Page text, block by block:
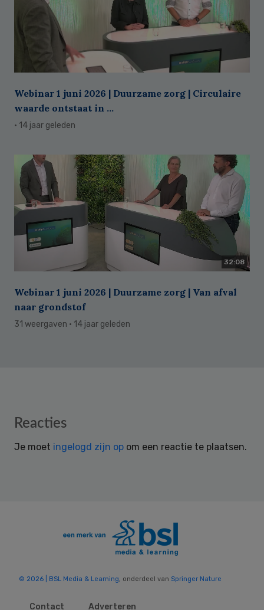
Webinar 1 juni 2026 | Duurzame zorg | Circulaire
waarde ontstaat in ...
· 14 jaar geleden
32:08
Webinar 1 juni 2026 | Duurzame zorg | Van afval
naar grondstof
31 weergaven · 14 jaar geleden
Reader
Reacties
Je moet ingelogd zijn op om een reactie te plaatsen.
© 2026 | BSL Media & Learning, onderdeel van Springer Nature
Contact Adverteren